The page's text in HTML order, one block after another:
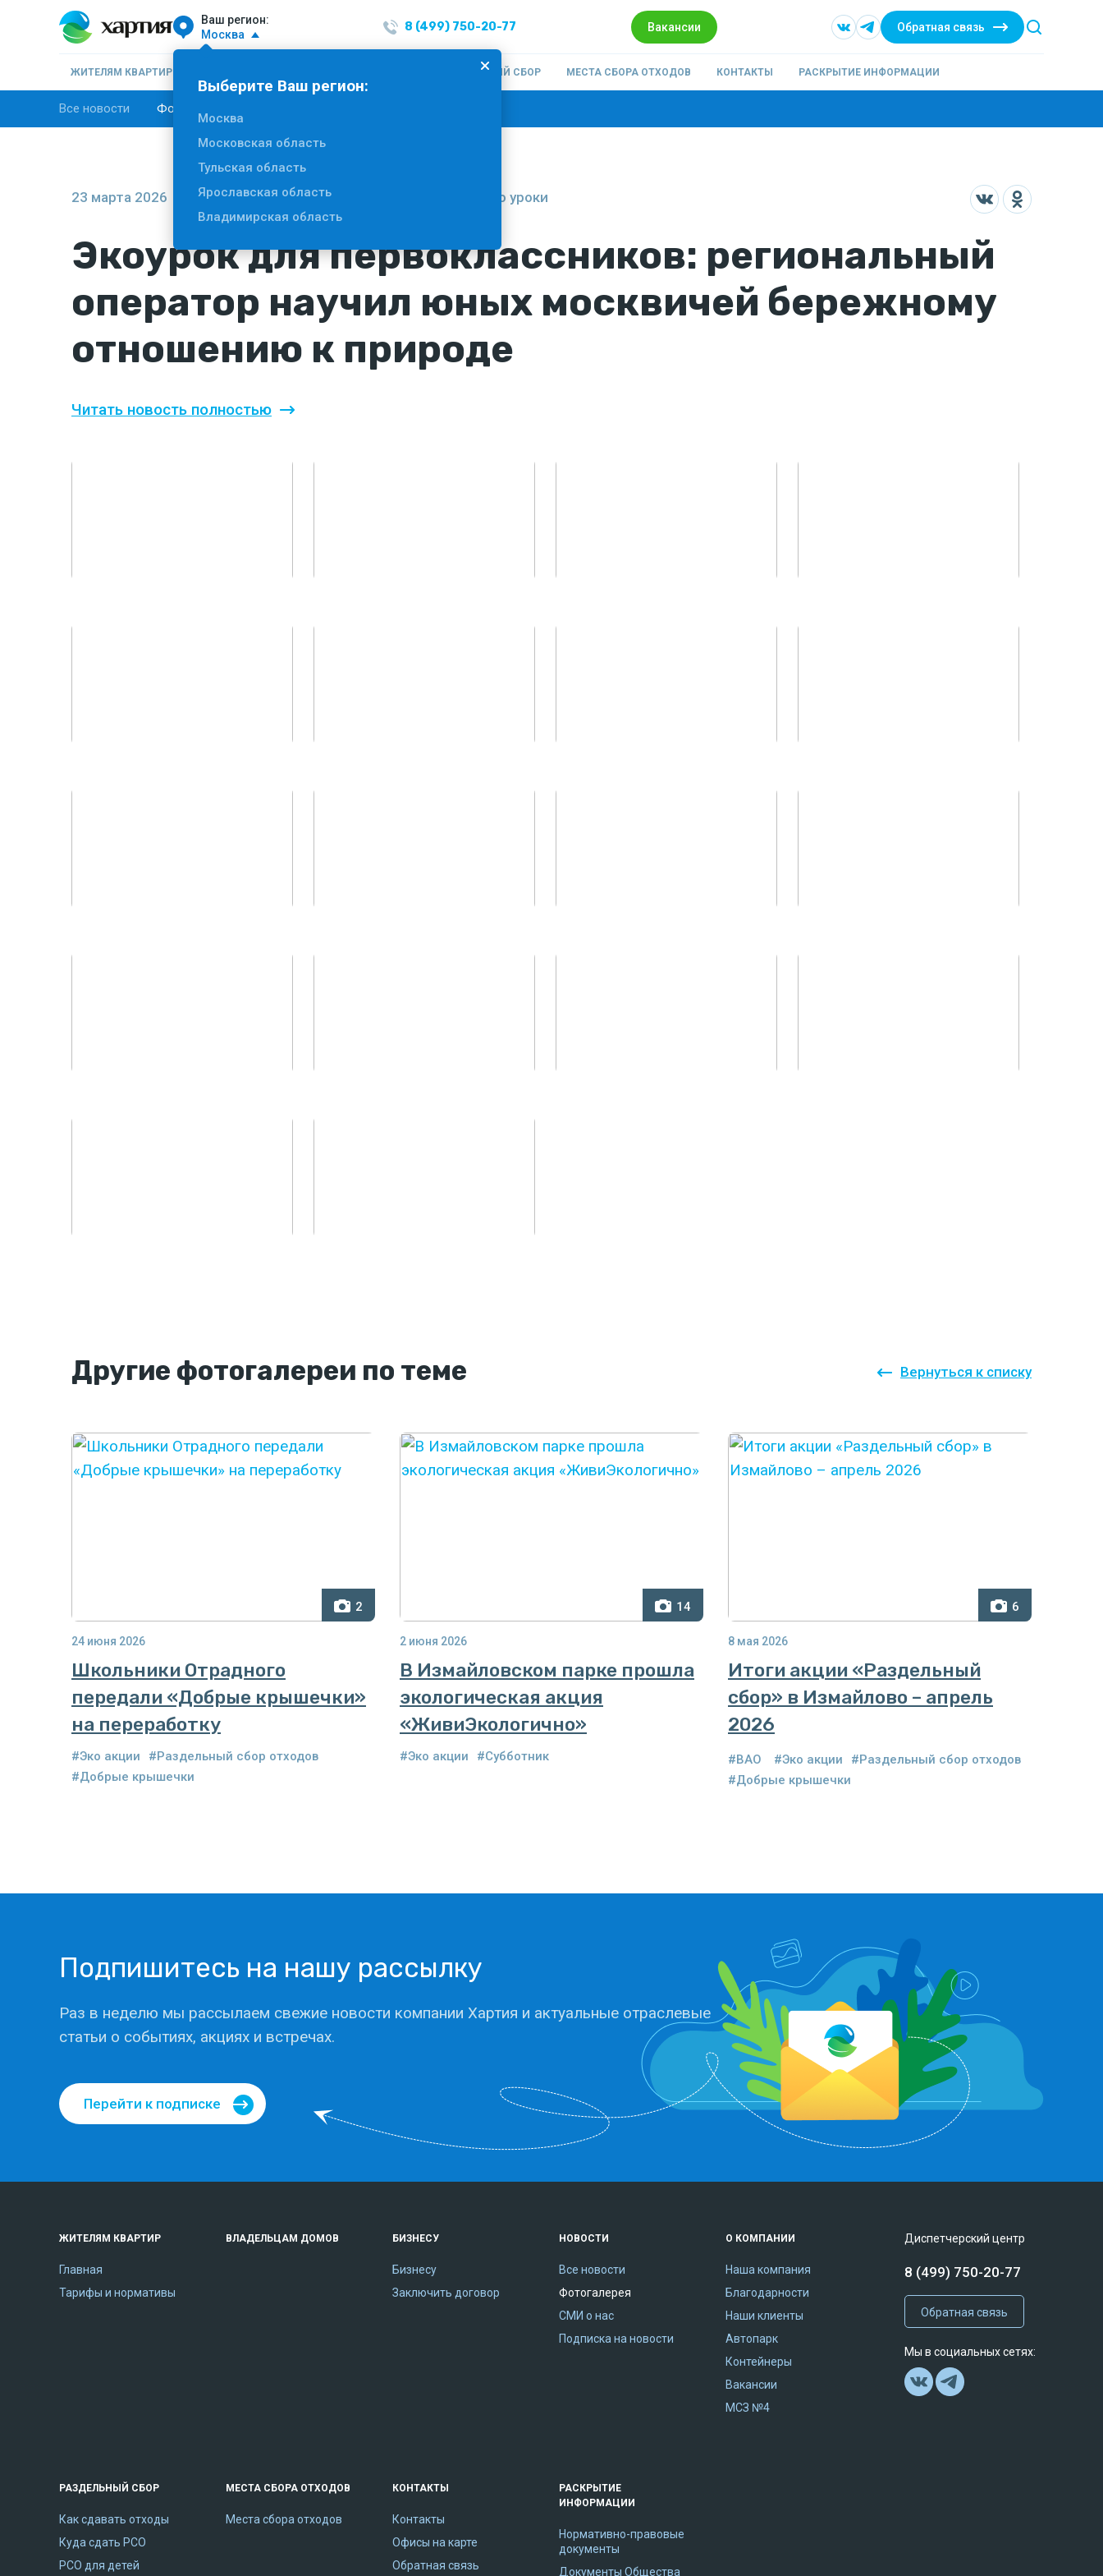
Ваш регион:
Москва
Выберите Ваш регион:
Москва
Московская область
Тульская область
Ярославская область
Владимирская область
8 (499) 750-20-77 Вакансии Обратная связь
ЖИТЕЛЯМ КВАРТИР
Все новости Фотогалерея
РАЗДЕЛЬНЫЙ СБОР МЕСТА СБОРА ОТХОДОВ КОНТАКТЫ РАСКРЫТИЕ ИНФОРМАЦИИ
23 марта 2026 #Эко акции #Раздельный сбор отходов #Эко уроки
Экоурок для первоклассников: региональный
оператор научил юных москвичей бережному
отношению к природе
Читать новость полностью
Вернуться к списку
Другие фотогалереи по теме
2
24 июня 2026
Школьники Отрадного
передали «Добрые крышечки»
на переработку
#Эко акции
#Раздельный сбор отходов
#Добрые крышечки
14
2 июня 2026
В Измайловском парке прошла
экологическая акция
«ЖивиЭкологично»
#Эко акции #Субботник
6
8 мая 2026
Итоги акции «Раздельный
сбор» в Измайлово – апрель
2026
#ВАО #Эко акции
#Раздельный сбор отходов
#Добрые крышечки
Подпишитесь на нашу рассылку
Раз в неделю мы рассылаем свежие новости компании Хартия и актуальные отраслевые
статьи о событиях, акциях и встречах.
Перейти к подписке
Диспетчерский центр
8 (499) 750-20-77
Обратная связь
Мы в социальных сетях:
ЖИТЕЛЯМ КВАРТИР
Главная
Тарифы и нормативы
ВЛАДЕЛЬЦАМ ДОМОВ БИЗНЕСУ
Бизнесу
Заключить договор
НОВОСТИ
Все новости
Фотогалерея
СМИ о нас
Подписка на новости
О КОМПАНИИ
Наша компания
Благодарности
Наши клиенты
Автопарк
Контейнеры
Вакансии
МСЗ №4
РАЗДЕЛЬНЫЙ СБОР
Как сдавать отходы
Куда сдать РСО
РСО для детей
МЕСТА СБОРА ОТХОДОВ
Места сбора отходов
КОНТАКТЫ
Контакты
Офисы на карте
Обратная связь
РАСКРЫТИЕ
ИНФОРМАЦИИ
Нормативно-правовые
документы
Документы Общества